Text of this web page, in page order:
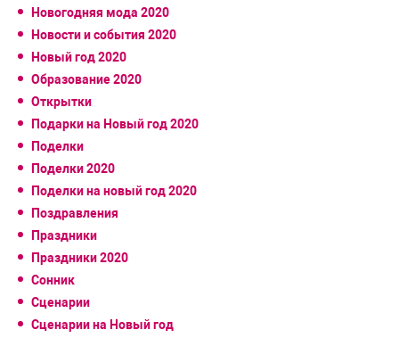
Новогодняя мода 2020
Новости и события 2020
Новый год 2020
Образование 2020
Открытки
Подарки на Новый год 2020
Поделки
Поделки 2020
Поделки на новый год 2020
Поздравления
Праздники
Праздники 2020
Сонник
Сценарии
Сценарии на Новый год